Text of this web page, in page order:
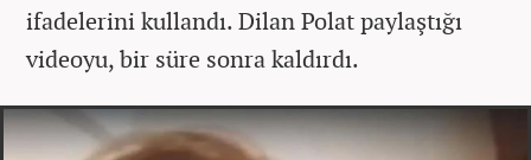
ifadelerini kullandı. Dilan Polat paylaştığı
videoyu, bir süre sonra kaldırdı.